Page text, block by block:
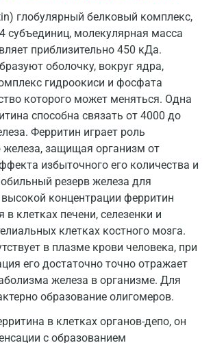
глобулярный белковый комплекс,
субъединиц, молекулярная масса
приблизительно 450 кДа.
оболочку, вокруг ядра,
гидроокиси и фосфата
которого может меняться. Одна
способна связать от 4000 до
Ферритин играет роль
железа, защищая организм от
избыточного его количества и
резерв железа для
концентрации ферритин
в клетках печени, селезенки и
клетках костного мозга.
в плазме крови человека, при
его достаточно точно отражает
железа в организме. Для
образование олигомеров.
в клетках органов-депо, он
с образованием